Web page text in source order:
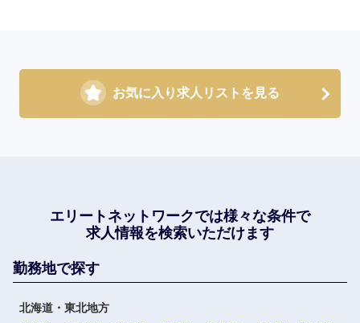
お気に入り求人リストを見る
エリートネットワークでは様々な条件で
求人情報を検索いただけます
勤務地で探す
北海道・東北地方